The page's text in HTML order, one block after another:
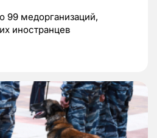
99 медорганизаций,
иностранцев